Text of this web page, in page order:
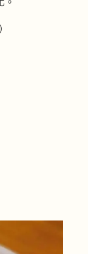
。